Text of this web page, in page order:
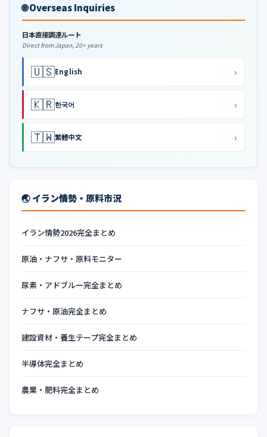
🌐 Overseas Inquiries
日本直接調達ルート
Direct from Japan, 20+ years
🇺🇸English ›
🇰🇷한국어 ›
🇹🇼繁體中文 ›
🌏 イラン情勢・原料市況
イラン情勢2026完全まとめ
原油・ナフサ・原料モニター
尿素・アドブルー完全まとめ
ナフサ・原油完全まとめ
建設資材・養生テープ完全まとめ
半導体完全まとめ
農業・肥料完全まとめ